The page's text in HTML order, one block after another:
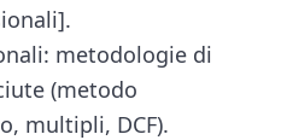
metodologie di
(metodo
multipli, DCF).